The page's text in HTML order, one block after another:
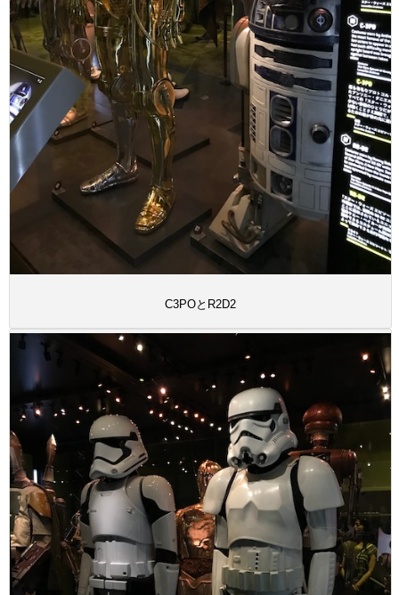
C3POとR2D2